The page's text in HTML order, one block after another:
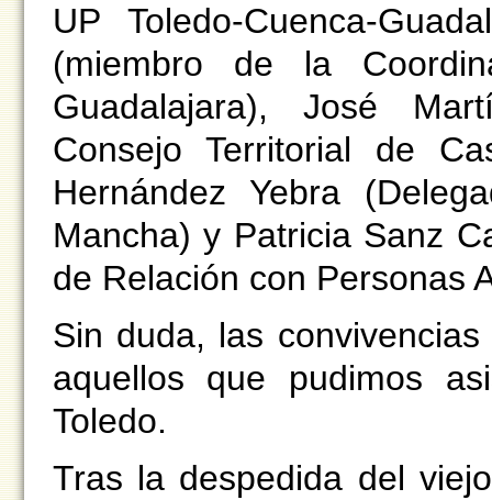
UP Toledo-Cuenca-
(miembro de la
Guadalajara), José
Consejo Territorial de
Hernández Yebra
Mancha) y Patricia Sanz
de Relación con Personas
Sin duda, las
aquellos que pudimos
Toledo.
Tras la despedida del